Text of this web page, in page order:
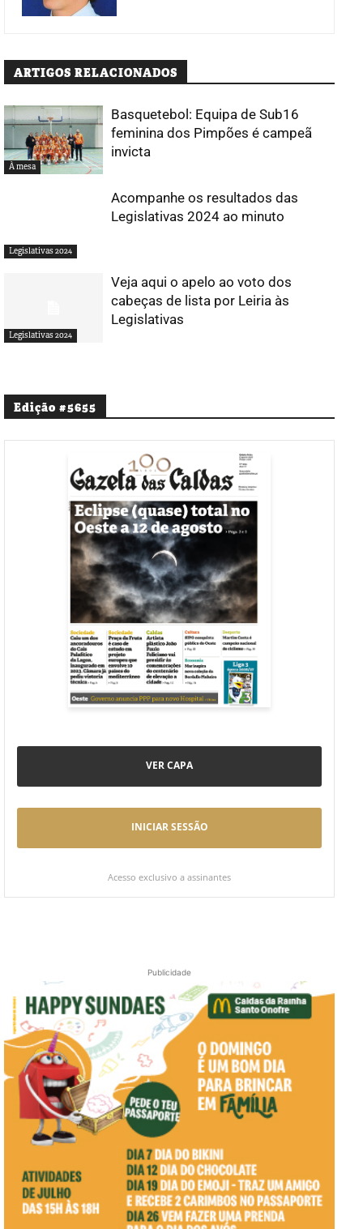
ARTIGOS RELACIONADOS
À mesa
Basquetebol: Equipa de Sub16
feminina dos Pimpões é campeã
invicta
Legislativas 2024
Acompanhe os resultados das
Legislativas 2024 ao minuto
Legislativas 2024
Veja aqui o apelo ao voto dos
cabeças de lista por Leiria às
Legislativas
Edição #5655
VER CAPA
INICIAR SESSÃO
Acesso exclusivo a assinantes
Publicidade